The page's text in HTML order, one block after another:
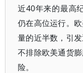
近40年来的最高
仍在高位运行。
量的近半数，引
不排除欧美通货
险。